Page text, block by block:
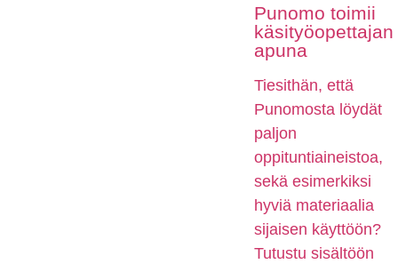
Punomo toimii
käsityöopettajan
apuna
Tiesithän, että
Punomosta löydät
paljon
oppituntiaineistoa,
sekä esimerkiksi
hyviä materiaalia
sijaisen käyttöön?
Tutustu sisältöön